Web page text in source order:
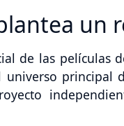
un
de las películas
principal